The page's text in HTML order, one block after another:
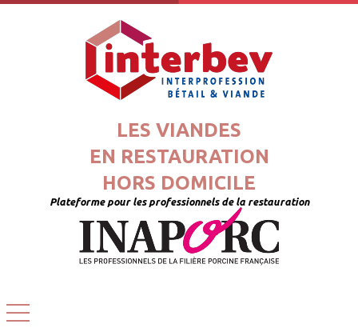
LES VIANDES
EN RESTAURATION
HORS DOMICILE
Plateforme pour les professionnels de la restauration